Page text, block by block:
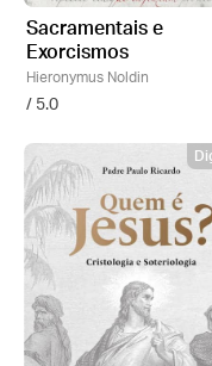
Sacramentais e
Exorcismos
Hieronymus Noldin
/ 5.0